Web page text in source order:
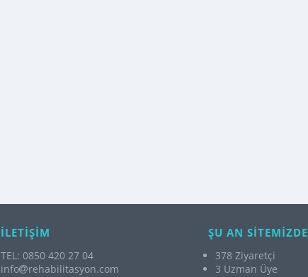
İLETİŞİM
TEL: 0850 420 27 04
info
rehabilitasyon.com
ŞU AN SİTEMİZDE
378 Ziyaretçi
3 Uzman Üye